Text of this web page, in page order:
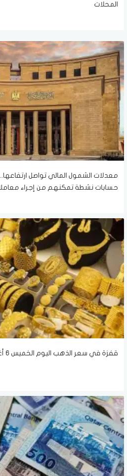
المحلات
حسابات نشطة تمكنهم من إجراء
قفزة في سعر الذهب اليوم الخميس 6 أغسطس 2026.. عيار 21 بكام؟